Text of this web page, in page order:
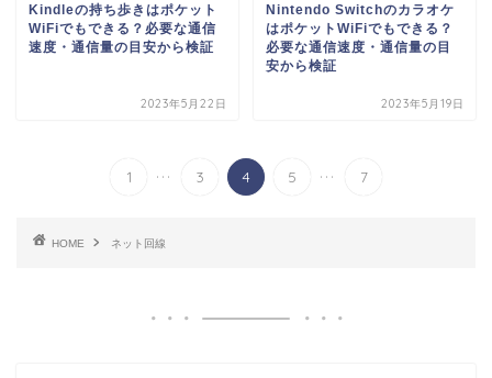
Kindleの持ち歩きはポケット
WiFiでもできる？必要な通信
速度・通信量の目安から検証
2023年5月22日
Nintendo Switchのカラオケ
はポケットWiFiでもできる？
必要な通信速度・通信量の目
安から検証
2023年5月19日
1 ... 3 4 5 ... 7
HOME ネット回線